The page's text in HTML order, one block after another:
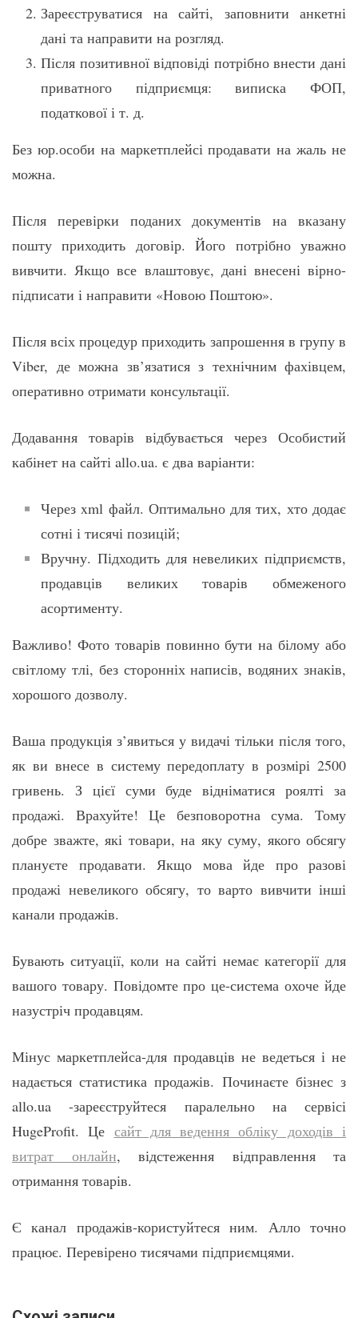
Зареєструватися на сайті, заповнити анкетні
дані та направити на розгляд.
Після позитивної відповіді потрібно внести дані
приватного підприємця: виписка ФОП,
податкової і т. д.
Без юр.особи на маркетплейсі продавати на жаль не
можна.
Після перевірки поданих документів на вказану
пошту приходить договір. Його потрібно уважно
вивчити. Якщо все влаштовує, дані внесені вірно-
підписати і направити «Новою Поштою».
Після всіх процедур приходить запрошення в групу в
Viber, де можна зв’язатися з технічним фахівцем,
оперативно отримати консультації.
Додавання товарів відбувається через Особистий
кабінет на сайті allo.ua. є два варіанти:
Через xml файл. Оптимально для тих, хто додає
сотні і тисячі позицій;
Вручну. Підходить для невеликих підприємств,
продавців великих товарів обмеженого
асортименту.
Важливо! Фото товарів повинно бути на білому або
світлому тлі, без сторонніх написів, водяних знаків,
хорошого дозволу.
Ваша продукція з’явиться у видачі тільки після того,
як ви внесе в систему передоплату в розмірі 2500
гривень. З цієї суми буде відніматися роялті за
продажі. Врахуйте! Це безповоротна сума. Тому
добре зважте, які товари, на яку суму, якого обсягу
плануєте продавати. Якщо мова йде про разові
продажі невеликого обсягу, то варто вивчити інші
канали продажів.
Бувають ситуації, коли на сайті немає категорії для
вашого товару. Повідомте про це-система охоче йде
назустріч продавцям.
Мінус маркетплейса-для продавців не ведеться і не
надається статистика продажів. Починаєте бізнес з
allo.ua -зареєструйтеся паралельно на сервісі
HugeProfit. Це сайт для ведення обліку доходів і
витрат онлайн, відстеження відправлення та
отримання товарів.
Є канал продажів-користуйтеся ним. Алло точно
працює. Перевірено тисячами підприємцями.